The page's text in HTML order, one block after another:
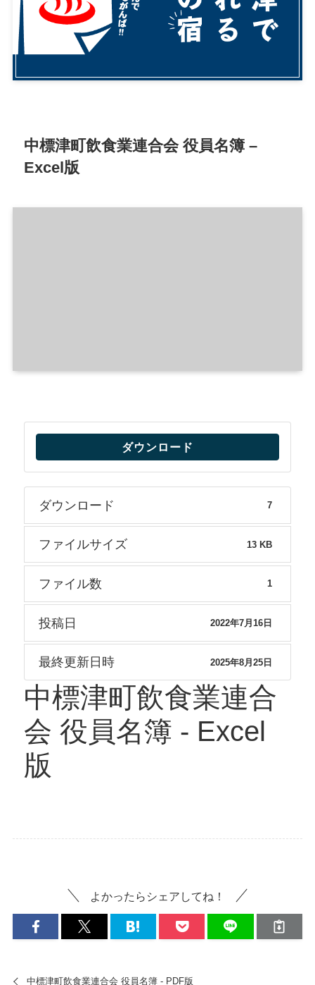
中標津町飲食業連合会 役員名簿 –
Excel版
ダウンロード
ダウンロード 7
ファイルサイズ 13 KB
ファイル数 1
投稿日 2022年7月16日
最終更新日時 2025年8月25日
中標津町飲食業連合
会 役員名簿 - Excel
版
よかったらシェアしてね！
中標津町飲食業連合会 役員名簿 - PDF版